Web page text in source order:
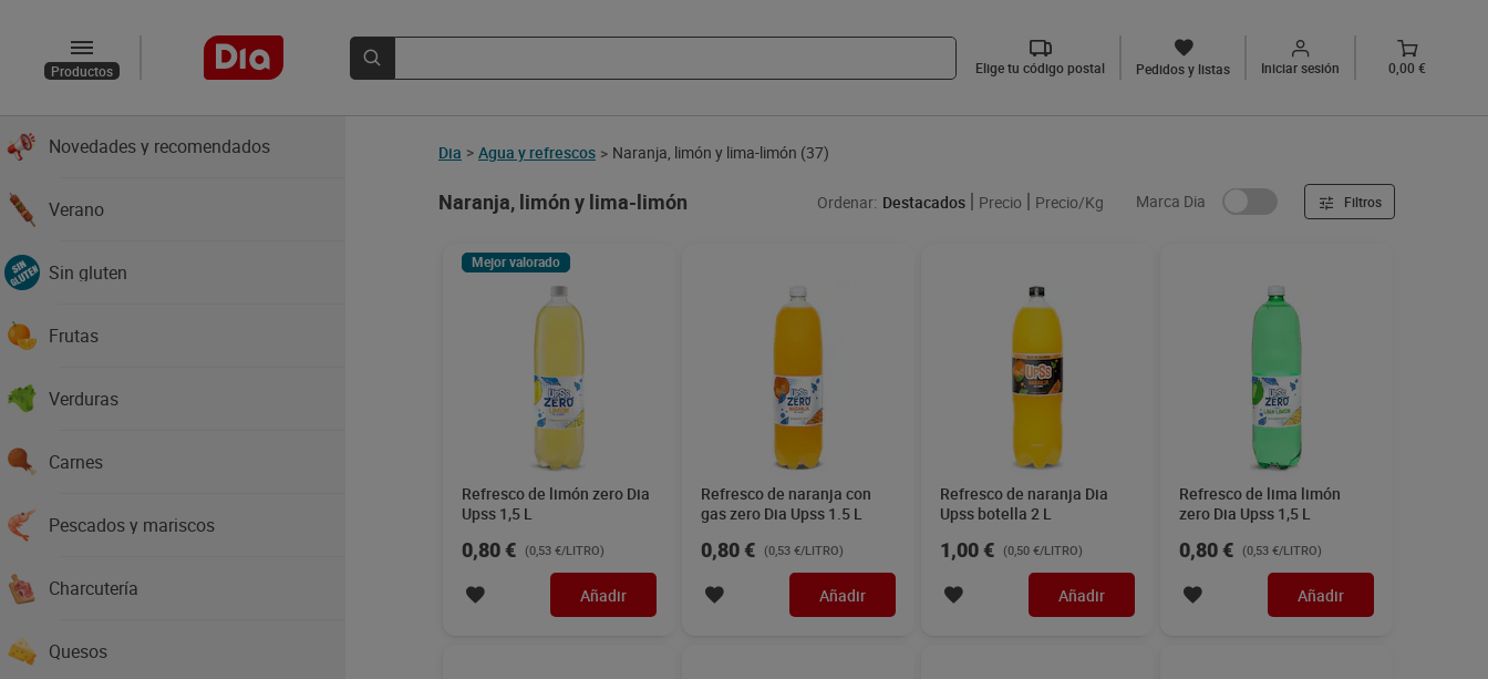
Productos Elige tu código postal Pedidos y listas Iniciar sesión 0,00 €
Novedades y recomendados
Verano
Sin gluten
Frutas
Verduras
Carnes
Pescados y mariscos
Charcutería
Quesos
Dia > Agua y refrescos > Naranja, limón y lima-limón (37)
Naranja, limón y lima-limón Ordenar: Destacados Precio Precio/Kg Marca Dia Filtros
Mejor valorado
Refresco de limón zero Dia
Upss 1,5 L
0,80 € (0,53 €/LITRO)
Añadir
Refresco de naranja con
gas zero Dia Upss 1.5 L
0,80 € (0,53 €/LITRO)
Añadir
Refresco de naranja Dia
Upss botella 2 L
1,00 € (0,50 €/LITRO)
Añadir
Refresco de lima limón
zero Dia Upss 1,5 L
0,80 € (0,53 €/LITRO)
Añadir